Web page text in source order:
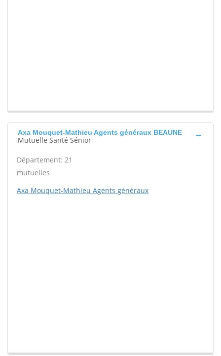
Axa Mouquet-Mathieu Agents généraux BEAUNE
Mutuelle Santé Sénior
Département: 21
mutuelles
Axa Mouquet-Mathieu Agents généraux